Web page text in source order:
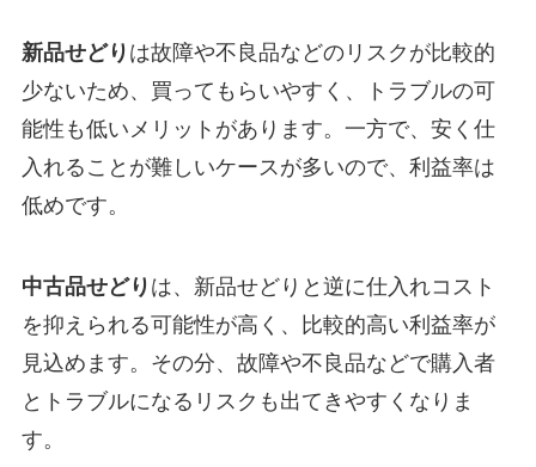
新品せどり は故障や不良品などのリスクが比較的
少ないため、買ってもらいやすく、トラブルの可
能性も低いメリットがあります。一方で、安く仕
入れることが難しいケースが多いので、利益率は
低めです。
中古品せどり は、新品せどりと逆に仕入れコスト
を抑えられる可能性が高く、比較的高い利益率が
見込めます。その分、故障や不良品などで購入者
とトラブルになるリスクも出てきやすくなりま
す。